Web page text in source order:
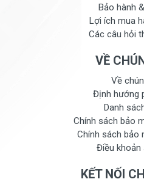
Bảo hành
Lợi ích mua
Các câu hỏi
VỀ
Về
Định hướng
Danh
Chính sách bảo
Chính sách bảo
Điều khoản
KẾT NỐI